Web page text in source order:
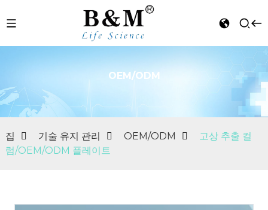
OEM/ODM
집 기술 유지 관리 OEM/ODM
고상 추출 컬
럼/OEM/ODM 플레이트